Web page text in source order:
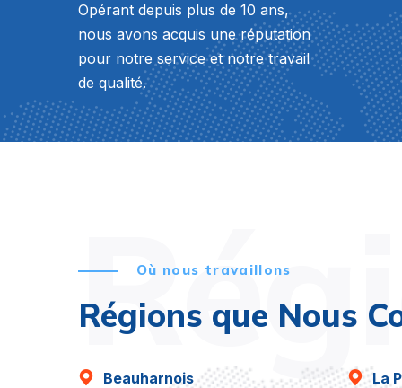
Opérant depuis plus de 10 ans,
nous avons acquis une réputation
pour notre service et notre travail
de qualité.
Où nous travaillons
Régions que Nous
Beauharnois La